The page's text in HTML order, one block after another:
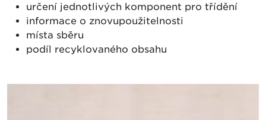
určení jednotlivých komponent pro třídění
informace o znovupoužitelnosti
místa sběru
podíl recyklovaného obsahu